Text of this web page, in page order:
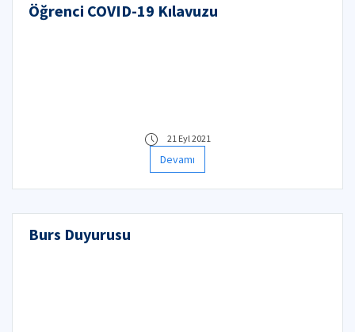
Öğrenci COVID-19 Kılavuzu
21 Eyl 2021
Devamı
Burs Duyurusu